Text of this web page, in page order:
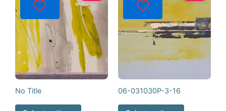
No Title 06-031030P-3-16